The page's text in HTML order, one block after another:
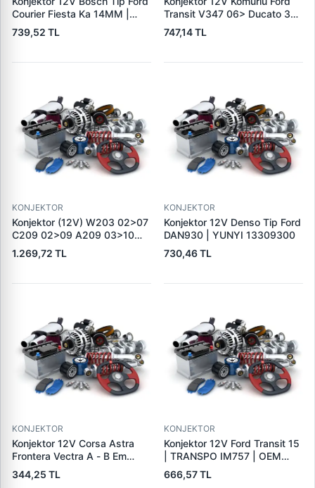
Courier Fiesta Ka 14MM |
TRANSPO IB5217 | OEM
TRANSPO IB235
739,52 TL
Transit V347 06> Ducato 3
Boxer 3 Jumper 3 | TRANSPO
IB6026 | OEM 77364083
747,14 TL
KONJEKTOR
Konjektor (12V) W203 02>07
C209 02>09 A209 03>10
W211 04>08 R171 04>11 |
GENON GNR-V224 | OEM
1.269,72 TL
KONJEKTOR
Konjektor 12V Denso Tip Ford
DAN930 | YUNYI 13309300
730,46 TL
KONJEKTOR
Konjektor 12V Corsa Astra
Frontera Vectra A - B Em
Astra G | PARS PRS-DE701 |
OEM 1204270 140475019
344,25 TL
KONJEKTOR
Konjektor 12V Ford Transit 15
| TRANSPO IM757 | OEM
A866X40371
666,57 TL